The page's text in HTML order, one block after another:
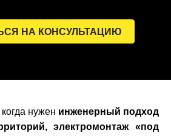
НА КОНСУЛЬТАЦИЮ
нужен инженерный подход
электромонтаж «под